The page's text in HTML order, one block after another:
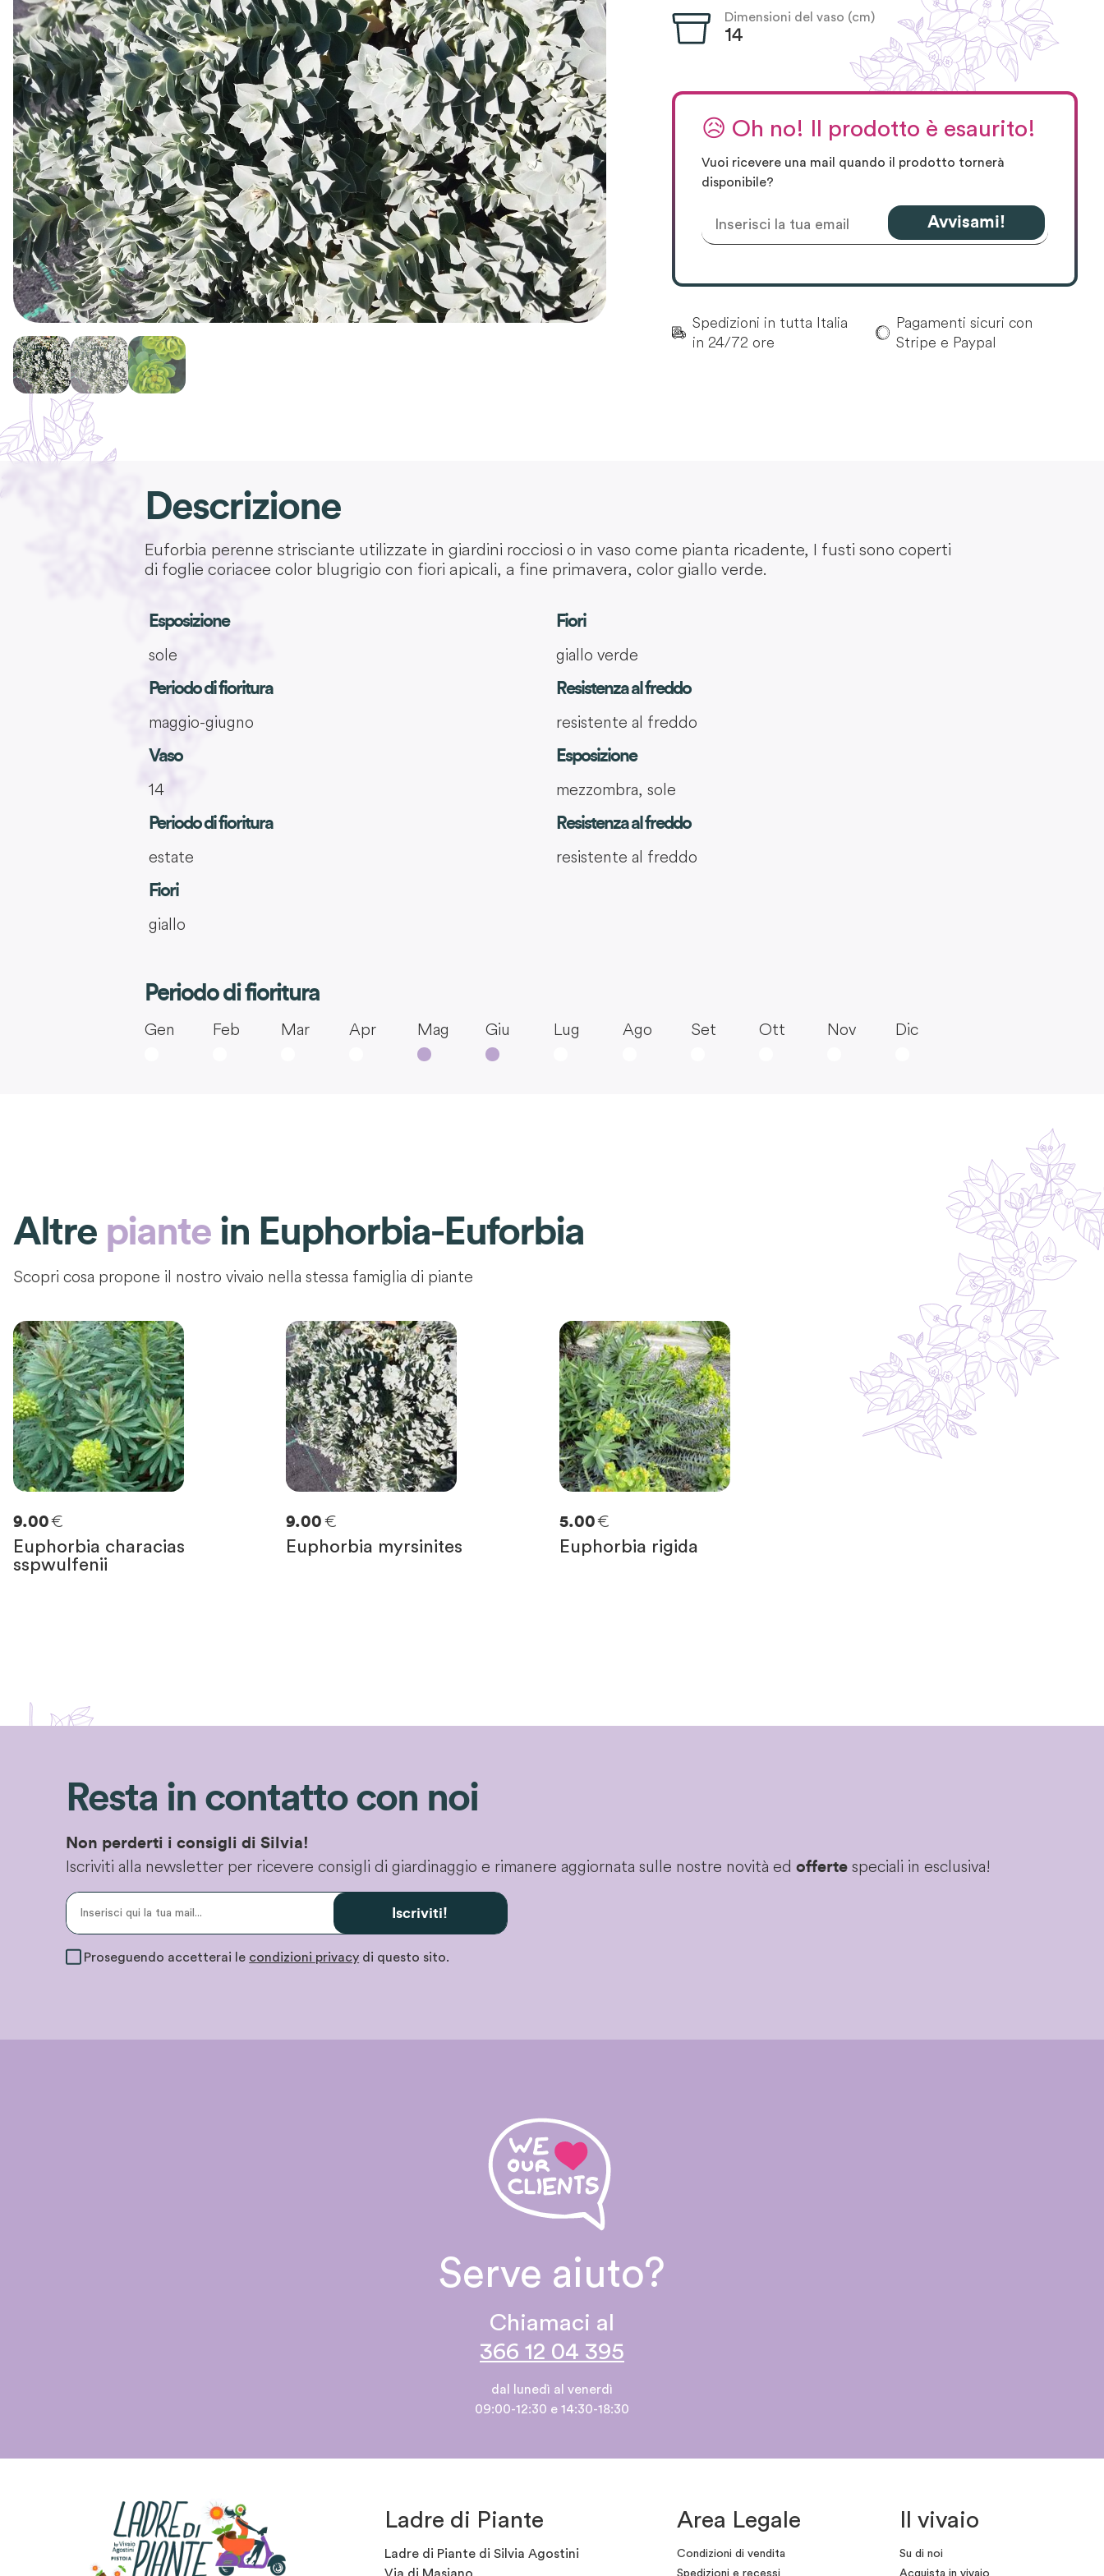
Dimensioni del vaso (cm)
14
😥 Oh no! Il prodotto è esaurito!
Vuoi ricevere una mail quando il prodotto tornerà
disponibile?
Avvisami!
Spedizioni in tutta Italia
in 24/72 ore
Pagamenti sicuri con
Stripe e Paypal
Descrizione
Euforbia perenne strisciante utilizzate in giardini rocciosi o in vaso come pianta ricadente, I fusti sono coperti
di foglie coriacee color blu grigio con fiori apicali, a fine primavera, color giallo verde.
Esposizione
sole
Fiori
giallo verde
Periodo di fioritura
maggio-giugno
Resistenza al freddo
resistente al freddo
Vaso
14
Esposizione
mezzombra, sole
Periodo di fioritura
estate
Resistenza al freddo
resistente al freddo
Fiori
giallo
Periodo di fioritura
Gen Feb Mar Apr Mag Giu Lug Ago Set Ott Nov Dic
Altre piante in Euphorbia-Euforbia
Scopri cosa propone il nostro vivaio nella stessa famiglia di piante
9.00€
Euphorbia characias
sspwulfenii
9.00 €
Euphorbia myrsinites
5.00€
Euphorbia rigida
Resta in contatto con noi
Non perderti i consigli di Silvia!
Iscriviti alla newsletter per ricevere consigli di giardinaggio e rimanere aggiornata sulle nostre novità ed offerte speciali in esclusiva!
Iscriviti!
Proseguendo accetterai le condizioni privacy di questo sito.
Serve aiuto?
Chiamaci al
366 12 04 395
dal lunedì al venerdì
09:00-12:30 e 14:30-18:30
Ladre di Piante
Ladre di Piante di Silvia Agostini
Area Legale
Condizioni di vendita
Spedizioni e recessi
Il vivaio
Su di noi
Acquista in vivaio